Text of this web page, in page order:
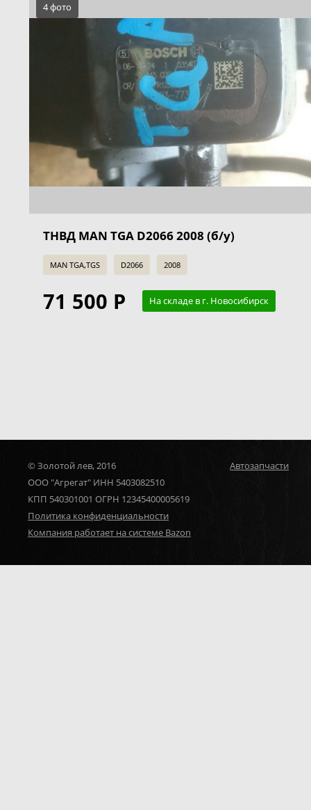
4 фото
ТНВД MAN TGA D2066 2008 (б/у)
MAN TGA,TGS D2066 2008
71 500 Р На складе в г. Новосибирск
© Золотой лев, 2016
ООО "Агрегат" ИНН 5403082510
КПП 540301001 ОГРН 12345400005619
Политика конфиденциальности
Компания работает на системе Bazon
Автозапчасти